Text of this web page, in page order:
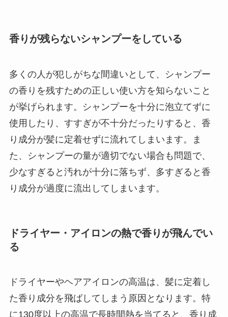
香りが残らないシャンプーをしている
多くの人が犯しがちな間違いとして、シャンプー
の香りを残すための正しい使い方を知らないこと
が挙げられます。シャンプーを十分に泡立てずに
使用したり、すすぎが不十分だったりすると、香
り成分が髪に定着せずに流れてしまいます。ま
た、シャンプーの量が適切でない場合も問題で、
少なすぎると汚れが十分に落ちず、多すぎると香
り成分が過度に流出してしまいます。
ドライヤー・アイロンの熱で香りが飛んでい
る
ドライヤーやヘアアイロンの高温は、髪に定着し
た香り成分を飛ばしてしまう原因となります。特
に130度以上の高温で長時間熱を当てると、香り成